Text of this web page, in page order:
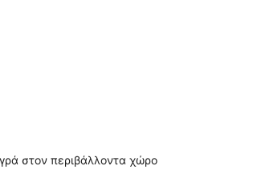
στον περιβάλλοντα χώρο